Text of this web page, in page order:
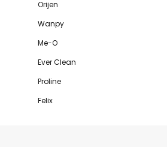
Orijen
Wanpy
Me-O
Ever Clean
Proline
Felix